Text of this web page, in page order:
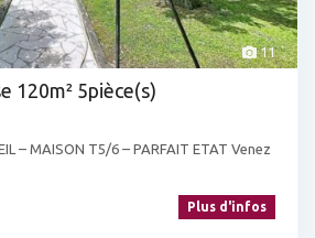
11
120m² 5pièce(s)
– MAISON T5/6 – PARFAIT ETAT Venez
Plus d'infos